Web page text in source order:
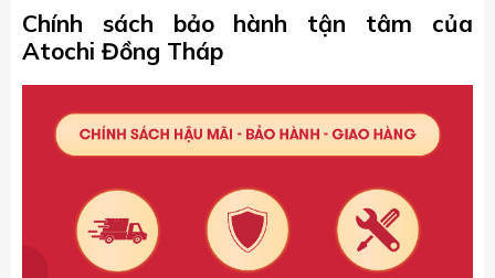
Chính sách bảo hành tận tâm của
Atochi Đồng Tháp